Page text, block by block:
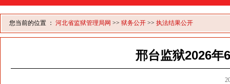
您当前的位置 ： 河北省监狱管理局网 >> 狱务公开 >> 执法结果公开
邢台监狱2026年